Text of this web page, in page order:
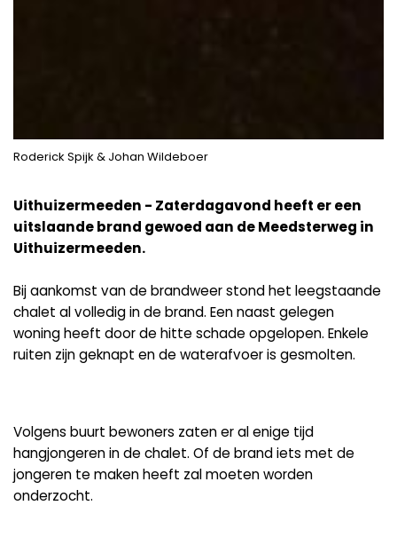
Roderick Spijk & Johan Wildeboer
Uithuizermeeden - Zaterdagavond heeft er een
uitslaande brand gewoed aan de Meedsterweg in
Uithuizermeeden.
Bij aankomst van de brandweer stond het leegstaande
chalet al volledig in de brand. Een naast gelegen
woning heeft door de hitte schade opgelopen. Enkele
ruiten zijn geknapt en de waterafvoer is gesmolten.
Volgens buurt bewoners zaten er al enige tijd
hangjongeren in de chalet. Of de brand iets met de
jongeren te maken heeft zal moeten worden
onderzocht.